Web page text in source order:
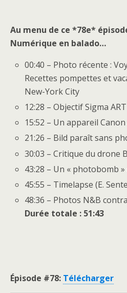
Au menu de ce *78e*
Numérique en balado…
00:40 – Photo récente :
Recettes pompettes et
New-York City
12:28 – Objectif Sigma
15:52 – Un appareil
21:26 – Bild paraît sans
30:03 – Critique du drone
43:28 – Un « photobomb »
45:55 – Timelapse (E.
48:36 – Photos N&B
Durée totale : 51:43
Épisode #78: Télécharger